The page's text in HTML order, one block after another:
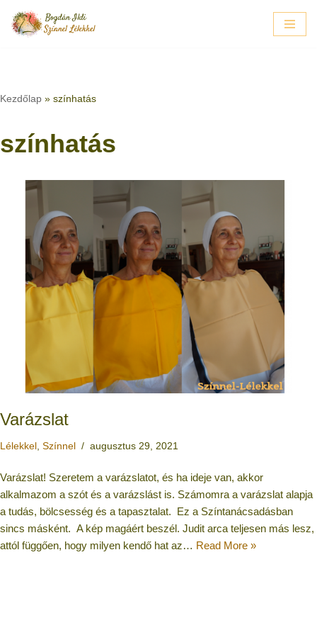
Skip
Kezdőlap » színhatás
színhatás
Varázslat
Lélekkel , Színnel augusztus 29, 2021
Varázslat! Szeretem a varázslatot, és ha ideje van, akkor
alkalmazom a szót és a varázslást is. Számomra a varázslat alapja
a tudás, bölcsesség és a tapasztalat. Ez a Színtanácsadásban
sincs másként. A kép magáért beszél. Judit arca teljesen más lesz,
attól függően, hogy milyen kendő hat az… Read More »